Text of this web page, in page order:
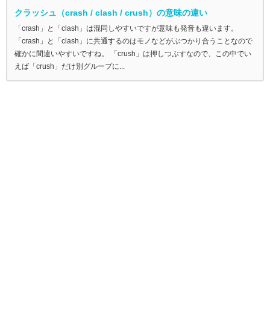
クラッシュ（crash / clash / crush）の意味の違い
「crash」と「clash」は混同しやすいですが意味も発音も違います。
「crash」と「clash」に共通するのはモノなどがぶつかり合うことなので
確かに間違いやすいですね。 「crush」は押しつぶすなので、この中でい
えば「crush」だけ別グループに...